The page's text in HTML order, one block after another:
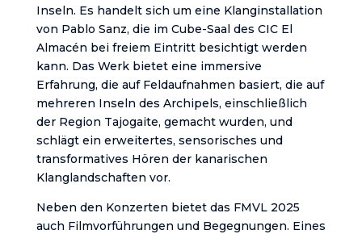
Inseln. Es handelt sich um eine Klanginstallation
von Pablo Sanz, die im Cube-Saal des CIC El
Almacén bei freiem Eintritt besichtigt werden
kann. Das Werk bietet eine immersive
Erfahrung, die auf Feldaufnahmen basiert, die auf
mehreren Inseln des Archipels, einschließlich
der Region Tajogaite, gemacht wurden, und
schlägt ein erweitertes, sensorisches und
transformatives Hören der kanarischen
Klanglandschaften vor.
Neben den Konzerten bietet das FMVL 2025
auch Filmvorführungen und Begegnungen. Eines